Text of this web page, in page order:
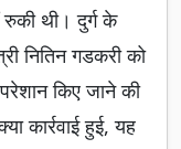
रुकी थी। दुर्ग के
नितिन गडकरी को
किए जाने की
कार्रवाई हुई, यह